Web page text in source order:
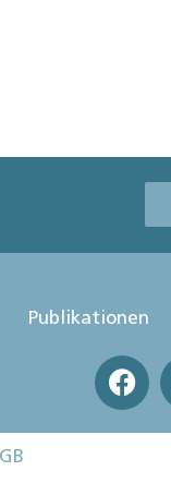
Publikationen